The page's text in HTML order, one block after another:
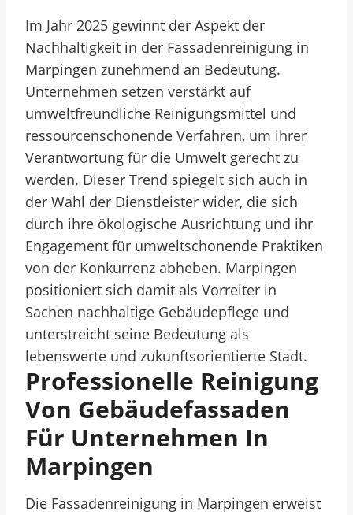
Im Jahr 2025 gewinnt der Aspekt der
Nachhaltigkeit in der Fassadenreinigung in
Marpingen zunehmend an Bedeutung.
Unternehmen setzen verstärkt auf
umweltfreundliche Reinigungsmittel und
ressourcenschonende Verfahren, um ihrer
Verantwortung für die Umwelt gerecht zu
werden. Dieser Trend spiegelt sich auch in
der Wahl der Dienstleister wider, die sich
durch ihre ökologische Ausrichtung und ihr
Engagement für umweltschonende Praktiken
von der Konkurrenz abheben. Marpingen
positioniert sich damit als Vorreiter in
Sachen nachhaltige Gebäudepflege und
unterstreicht seine Bedeutung als
lebenswerte und zukunftsorientierte Stadt.
Professionelle Reinigung
Von Gebäudefassaden
Für Unternehmen In
Marpingen
Die Fassadenreinigung in Marpingen erweist